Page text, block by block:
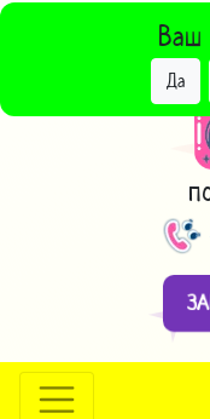
Ваш
Да